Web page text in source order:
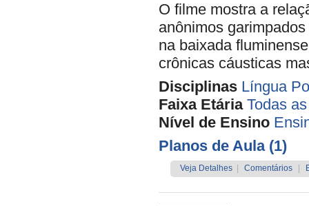
O filme mostra a
anônimos
na baixada
crônicas cáusticas
Disciplinas Língua
Faixa Etária Todas
Nível de Ensino
Planos de Aula (1)
Veja Detalhes Comentários